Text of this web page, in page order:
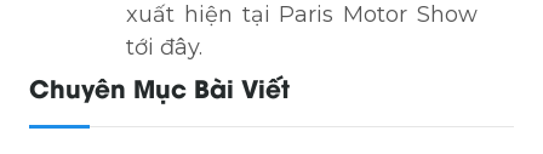
xuất hiện tại Paris Motor Show
tới đây.
Chuyên Mục Bài Viết